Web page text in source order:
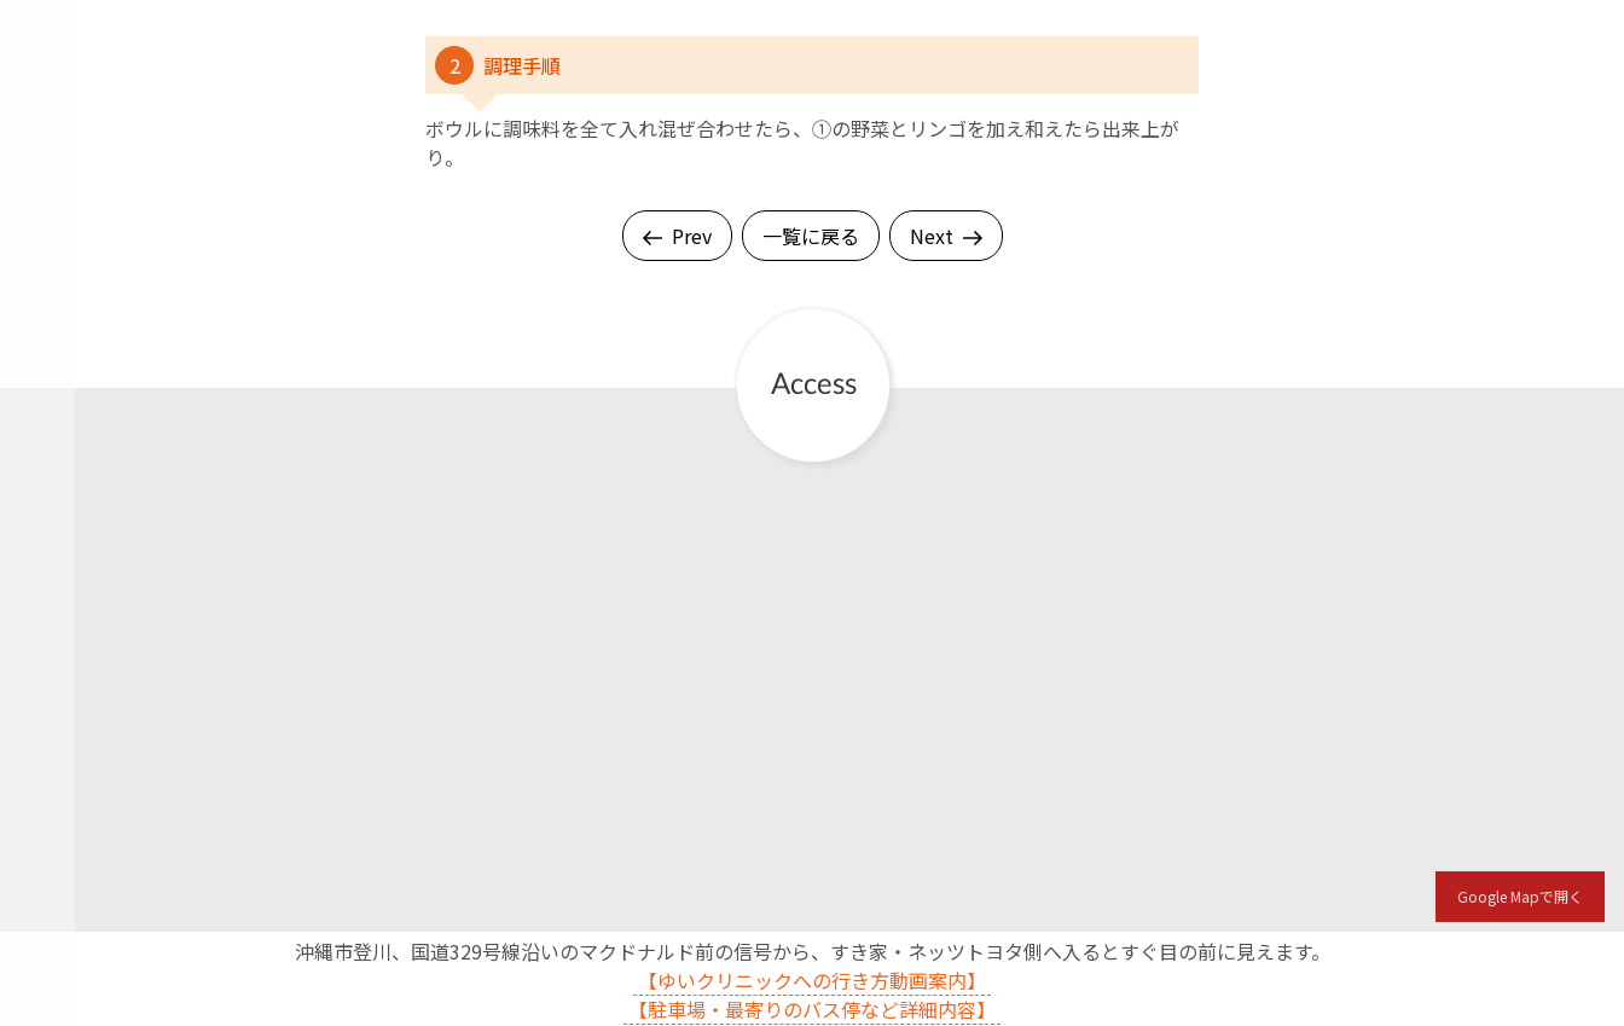
2 調理手順
ボウルに調味料を全て入れ混ぜ合わせたら、①の野菜とリンゴを加え和えたら出来上が
り。
Prev 一覧に戻る Next
Google Mapで開く
沖縄市登川、国道329号線沿いのマクドナルド前の信号から、すき家・ネッツトヨタ側へ入るとすぐ目の前に見えます。
【ゆいクリニックへの行き方動画案内】
【駐車場・最寄りのバス停など詳細内容】